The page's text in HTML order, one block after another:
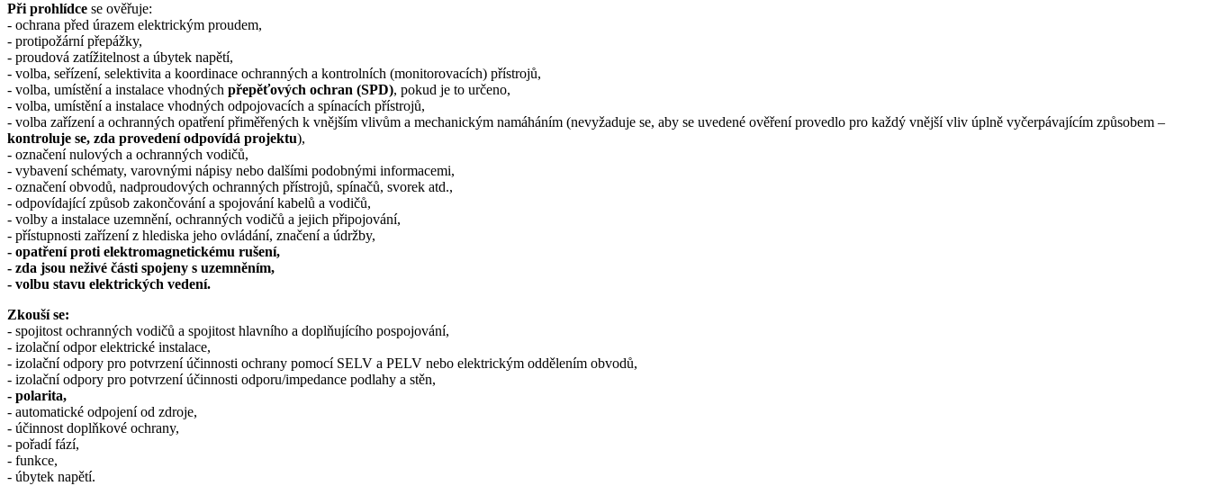
Při prohlídce se ověřuje:
- ochrana před úrazem elektrickým proudem,
- protipožární přepážky,
- proudová zatížitelnost a úbytek napětí,
- volba, seřízení, selektivita a koordinace ochranných a kontrolních (monitorovacích) přístrojů,
- volba, umístění a instalace vhodných přepěťových ochran (SPD), pokud je to určeno,
- volba, umístění a instalace vhodných odpojovacích a spínacích přístrojů,
- volba zařízení a ochranných opatření přiměřených k vnějším vlivům a mechanickým namáháním (nevyžaduje se, aby se uvedené ověření provedlo pro každý vnější vliv úplně vyčerpávajícím způsobem –
kontroluje se, zda provedení odpovídá projektu),
- označení nulových a ochranných vodičů,
- vybavení schématy, varovnými nápisy nebo dalšími podobnými informacemi,
- označení obvodů, nadproudových ochranných přístrojů, spínačů, svorek atd.,
- odpovídající způsob zakončování a spojování kabelů a vodičů,
- volby a instalace uzemnění, ochranných vodičů a jejich připojování,
- přístupnosti zařízení z hlediska jeho ovládání, značení a údržby,
- opatření proti elektromagnetickému rušení,
- zda jsou neživé části spojeny s uzemněním,
- volbu stavu elektrických vedení.
Zkouší se:
- spojitost ochranných vodičů a spojitost hlavního a doplňujícího pospojování,
- izolační odpor elektrické instalace,
- izolační odpory pro potvrzení účinnosti ochrany pomocí SELV a PELV nebo elektrickým oddělením obvodů,
- izolační odpory pro potvrzení účinnosti odporu/impedance podlahy a stěn,
- polarita,
- automatické odpojení od zdroje,
- účinnost doplňkové ochrany,
- pořadí fází,
- funkce,
- úbytek napětí.